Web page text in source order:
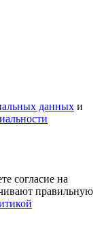
данных и
согласие на
правильную